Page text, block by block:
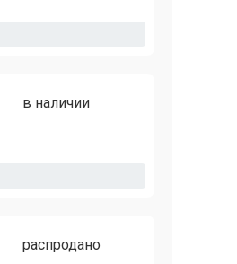
в наличии
распродано